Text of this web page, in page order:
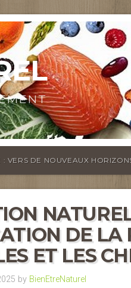
VERS DE NOUVEAUX
DE LA
ET LES
by BienEtreNaturel